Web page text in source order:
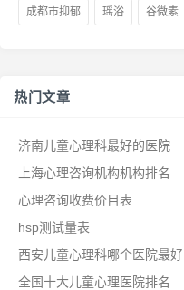
成都市抑郁 瑶浴 谷微素
热门文章
济南儿童心理科最好的医院
上海心理咨询机构机构排名
心理咨询收费价目表
hsp测试量表
西安儿童心理科哪个医院最好
全国十大儿童心理医院排名